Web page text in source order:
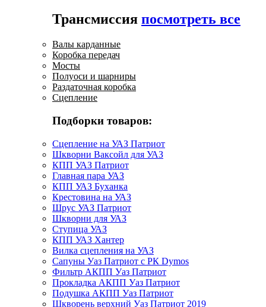
Трансмиссия посмотреть все
Валы карданные
Коробка передач
Мосты
Полуоси и шарниры
Раздаточная коробка
Сцепление
Подборки товаров:
Сцепление на УАЗ Патриот
Шкворни Ваксойл для УАЗ
КПП УАЗ Патриот
Главная пара УАЗ
КПП УАЗ Буханка
Крестовина на УАЗ
Шрус УАЗ Патриот
Шкворни для УАЗ
Ступица УАЗ
КПП УАЗ Хантер
Вилка сцепления на УАЗ
Сапуны Уаз Патриот с РК Dymos
Фильтр АКПП Уаз Патриот
Прокладка АКПП Уаз Патриот
Подушка АКПП Уаз Патриот
Шкворень верхний Уаз Патриот 2019